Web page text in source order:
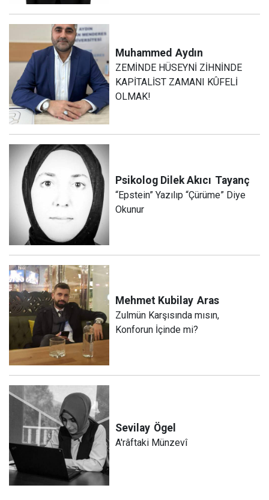
Muhammed Aydın
ZEMİNDE HÜSEYNİ ZİHNİNDE
KAPİTALİST ZAMANI KÛFELİ
OLMAK!
Psikolog Dilek Akıcı Tayanç
“Epstein” Yazılıp “Çürüme” Diye
Okunur
Mehmet Kubilay Aras
Zulmün Karşısında mısın,
Konforun İçinde mi?
Sevilay Ögel
A'râftaki Münzevî